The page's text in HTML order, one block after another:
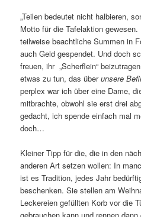
„Teilen bedeutet nicht halbieren,
Motto für die Tafelaktion gewesen.
teilweise beachtliche Summen in
auch Geld gespendet. Und doch
freuen, ihr „Scherflein“
etwas zu tun, das überunsere
perplex war ich über eine Dame,
mitbrachte, obwohl sie erst drei
gedacht, ich spende einfach mal
doch…
Kleiner Tipp für die, die in den
anderen Art setzen wollen: In
ist es Tradition, jedes Jahr
beschenken. Sie stellen am
Leckereien gefüllten Korb vor die
gebrauchen kann und rennen